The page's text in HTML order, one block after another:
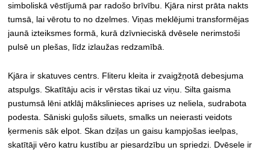
simboliskā vēstījumā par radošo brīvību. Kjāra nirst prāta nakts
tumsā, lai vērotu to no dzelmes. Viņas meklējumi transformējas
jaunā izteiksmes formā, kurā dzīvnieciskā dvēsele nerimstoši
pulsē un plešas, līdz izlaužas redzamībā.
Kjāra ir skatuves centrs. Fliteru kleita ir zvaigžņotā debesjuma
atspulgs. Skatītāju acis ir vērstas tikai uz viņu. Silta gaisma
pustumsā lēni atklāj mākslinieces aprises uz neliela, sudrabota
podesta. Sāniski guļošs siluets, smalks un neierasti veidots
ķermenis sāk elpot. Skan dziļas un gaisu kampjošas ieelpas,
skatītāji vēro katru kustību ar piesardzību un spriedzi. Dvēsele ir